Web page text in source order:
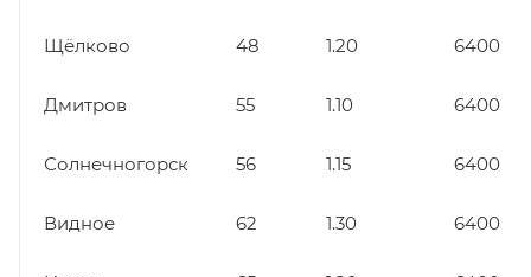
Щёлково 48 1.20 6400
Дмитров 55 1.10 6400
Солнечногорск 56 1.15 6400
Видное 62 1.30 6400